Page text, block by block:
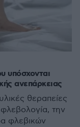
υπόσχονται
ανεπάρκειας
θεραπείες
την
φλεβικών